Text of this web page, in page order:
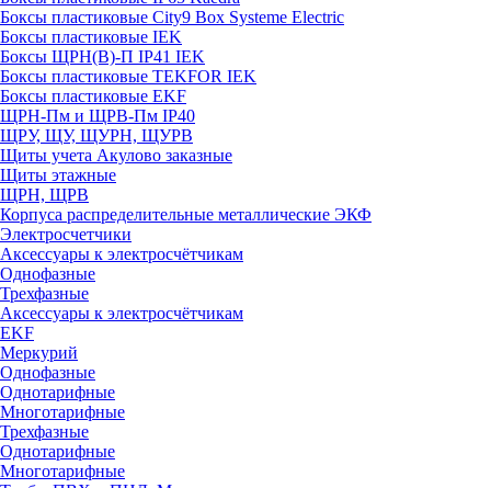
Боксы пластиковые City9 Box Systeme Electric
Боксы пластиковые IEK
Боксы ЩРН(В)-П IP41 IEK
Боксы пластиковые TEKFOR IEK
Боксы пластиковые EKF
ЩРН-Пм и ЩРВ-Пм IP40
ЩРУ, ЩУ, ЩУРН, ЩУРВ
Щиты учета Акулово заказные
Щиты этажные
ЩРН, ЩРВ
Корпуса распределительные металлические ЭКФ
Электросчетчики
Аксессуары к электросчётчикам
Однофазные
Трехфазные
Аксессуары к электросчётчикам
EKF
Меркурий
Однофазные
Однотарифные
Многотарифные
Трехфазные
Однотарифные
Многотарифные